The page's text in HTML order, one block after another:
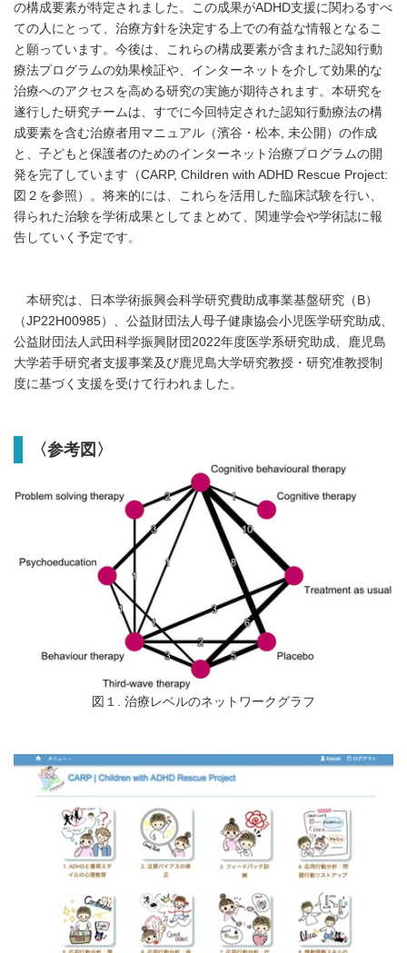
の構成要素が特定されました。この成果がADHD支援に関わるすべ
ての人にとって、治療方針を決定する上での有益な情報となるこ
と願っています。今後は、これらの構成要素が含まれた認知行動
療法プログラムの効果検証や、インターネットを介して効果的な
治療へのアクセスを高める研究の実施が期待されます。本研究を
遂行した研究チームは、すでに今回特定された認知行動療法の構
成要素を含む治療者用マニュアル（濱谷・松本, 未公開）の作成
と、子どもと保護者のためのインターネット治療プログラムの開
発を完了しています（CARP, Children with ADHD Rescue Project:
図２を参照）。将来的には、これらを活用した臨床試験を行い、
得られた治験を学術成果としてまとめて、関連学会や学術誌に報
告していく予定です。
本研究は、日本学術振興会科学研究費助成事業基盤研究（B）
（JP22H00985）、公益財団法人母子健康協会小児医学研究助成、
公益財団法人武田科学振興財団2022年度医学系研究助成、鹿児島
大学若手研究者支援事業及び鹿児島大学研究教授・研究准教授制
度に基づく⽀援を受けて⾏われました。
〈参考図〉
図１. 治療レベルのネットワークグラフ